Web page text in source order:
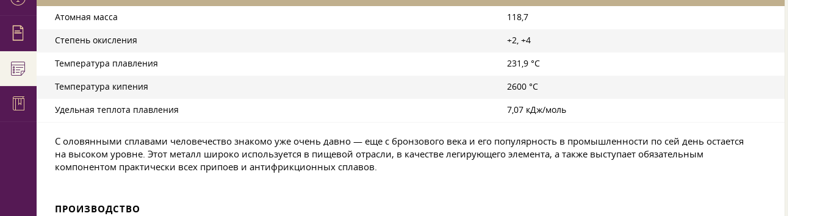
Атомная масса 118,7
Степень окисления +2, +4
Температура плавления 231,9 °C
Температура кипения 2600 °C
Удельная теплота плавления 7,07 кДж/моль
С оловянными сплавами человечество знакомо уже очень давно — еще с бронзового века и его популярность в промышленности по сей день остается
на высоком уровне. Этот металл широко используется в пищевой отрасли, в качестве легирующего элемента, а также выступает обязательным
компонентом практически всех припоев и антифрикционных сплавов.
ПРОИЗВОДСТВО